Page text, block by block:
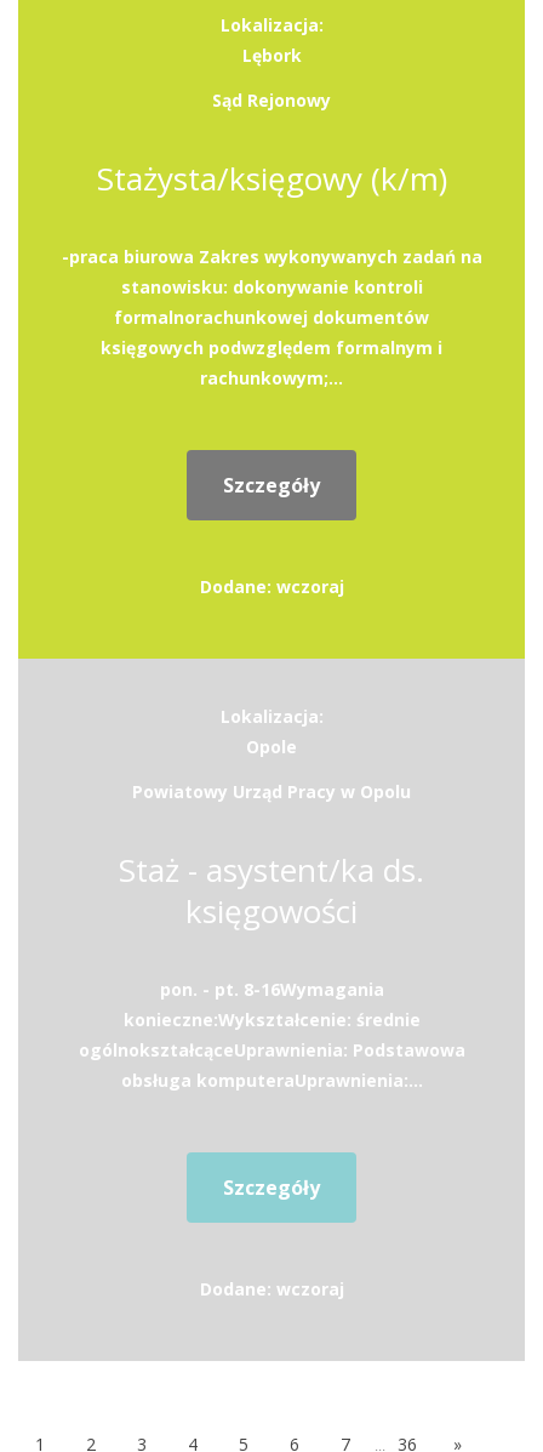
Lokalizacja:
Lębork
Sąd Rejonowy
Stażysta/księgowy (k/m)
-praca biurowa Zakres wykonywanych zadań na
stanowisku: dokonywanie kontroli
formalnorachunkowej dokumentów
księgowych podwzględem formalnym i
rachunkowym;...
Szczegóły
Dodane: wczoraj
Lokalizacja:
Opole
Powiatowy Urząd Pracy w Opolu
Staż - asystent/ka ds.
księgowości
pon. - pt. 8-16Wymagania
konieczne:Wykształcenie: średnie
ogólnokształcąceUprawnienia: Podstawowa
obsługa komputeraUprawnienia:...
Szczegóły
Dodane: wczoraj
1 2 3 4 5 6 7 ... 36 »